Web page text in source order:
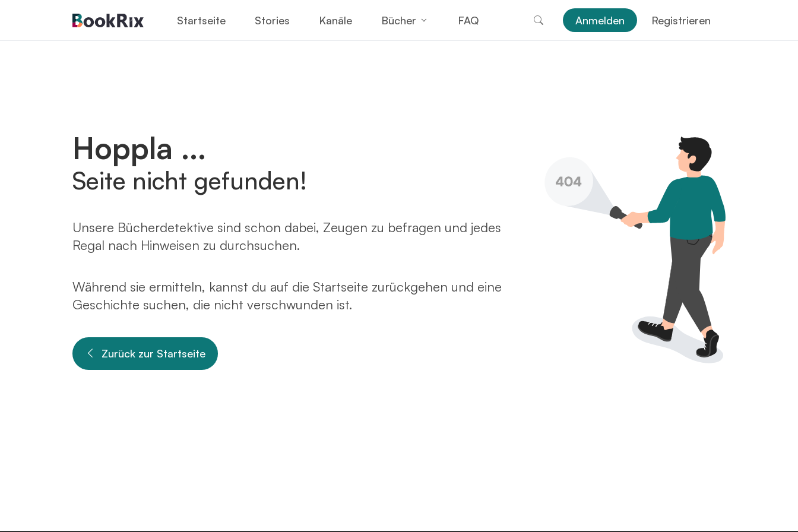
Startseite Stories Kanäle Bücher FAQ Anmelden Registrieren
Hoppla ...
Seite nicht gefunden!
Unsere Bücherdetektive sind schon dabei, Zeugen zu befragen und jedes
Regal nach Hinweisen zu durchsuchen.
Während sie ermitteln, kannst du auf die Startseite zurückgehen und eine
Geschichte suchen, die nicht verschwunden ist.
Zurück zur Startseite